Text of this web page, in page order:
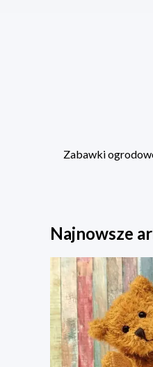
Zabawki
Najnowsze